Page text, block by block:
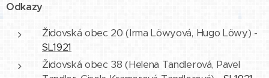
Odkazy
Židovská obec 20 (Irma Löwyová, Hugo Löwy) -
SL1921
Židovská obec 38 (Helena Tandlerová, Pavel